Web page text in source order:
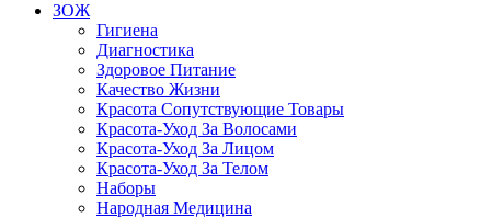
ЗОЖ
Гигиена
Диагностика
Здоровое Питание
Качество Жизни
Красота Сопутствующие Товары
Красота-Уход За Волосами
Красота-Уход За Лицом
Красота-Уход За Телом
Наборы
Народная Медицина